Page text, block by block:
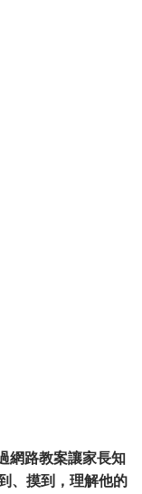
網路教案讓家長知
、摸到，理解他的